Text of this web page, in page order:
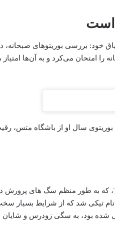
خود: بررسی بوریتوهای
امتحان می‌کرد و به آن‌ها امتیاز
سال او از باشگاه متس،
، که به طور منظم سگ های پرورش
تیکی شد که از شرایط بسیار
شده بود، به سگی زودرس و شایان